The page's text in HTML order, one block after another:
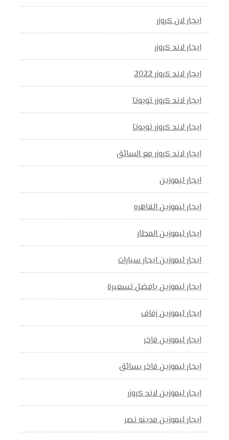
ايجار لان كروزر
ايجار لاند كروزر
ايجار لاند كروزر 2022
ايجار لاند كروزر تويوتا
ايجار لاند كروزر تويوتا
ايجار لاند كروزر مع السائق
ايجار ليموزين
ايجار ليموزين القاهره
ايجار ليموزين المطار
ايجار ليموزين ايجار سيارات
ايجار ليموزين بافضل تسعيرة
ايجار ليموزين زفاف
ايجار ليموزين فاخر
ايجار ليموزين فاخر بسائق
ايجار ليموزين لاند كروزر
ايجار ليموزين مدينه نصر